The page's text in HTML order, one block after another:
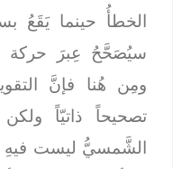
الخطأُ حينما يَقَعُ
سيُصَحَّحُ عِبرَ حركة
ومِن هُنا فإنَّ
تصحيحاً ذاتيّاً ولكن
الشَّمسيُّ ليست فيهِ